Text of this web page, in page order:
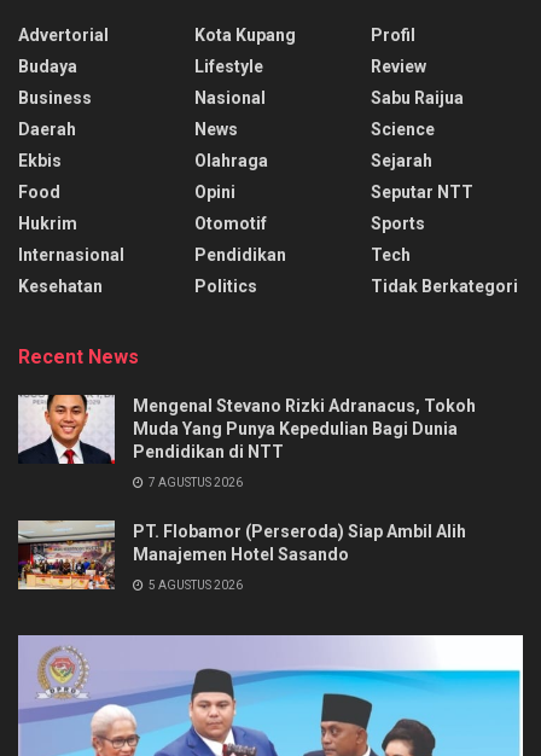
Advertorial
Budaya
Business
Daerah
Ekbis
Food
Hukrim
Internasional
Kesehatan
Kota Kupang
Lifestyle
Nasional
News
Olahraga
Opini
Otomotif
Pendidikan
Politics
Profil
Review
Sabu Raijua
Science
Sejarah
Seputar NTT
Sports
Tech
Tidak Berkategori
Recent News
Mengenal Stevano Rizki Adranacus, Tokoh
Muda Yang Punya Kepedulian Bagi Dunia
Pendidikan di NTT
7 AGUSTUS 2026
PT. Flobamor (Perseroda) Siap Ambil Alih
Manajemen Hotel Sasando
5 AGUSTUS 2026